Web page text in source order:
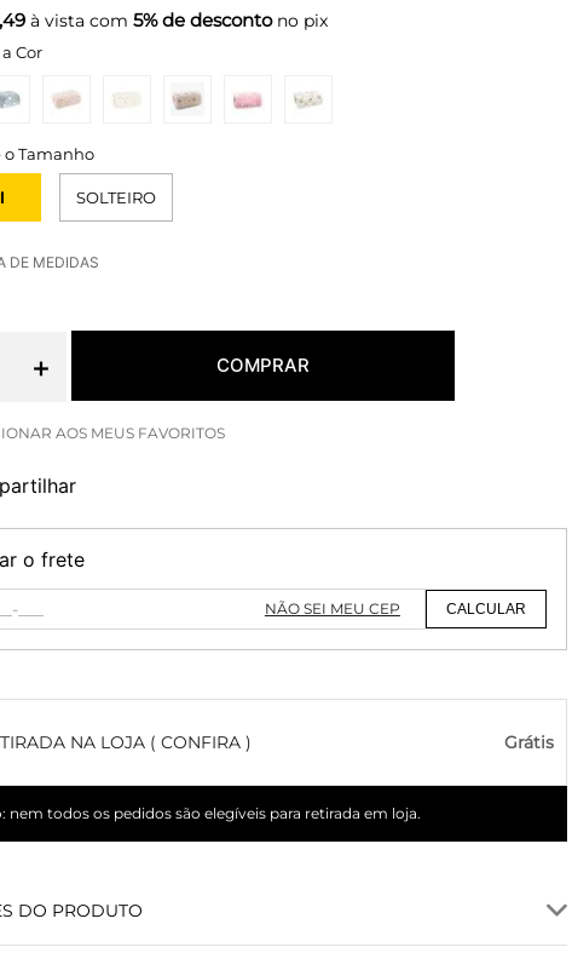
à vista com 5% de descontono pix
Cor
SOLTEIRO
DE MEDIDAS
＋ COMPRAR
o frete
NÃO SEI MEU CEP CALCULAR
NA LOJA ( CONFIRA ) Grátis
nem todos os pedidos são elegíveis para retirada em loja.
DO PRODUTO